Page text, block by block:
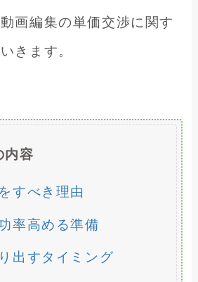
画編集の単価交渉に関す
きます。
内容
すべき理由
率高める準備
出すタイミング